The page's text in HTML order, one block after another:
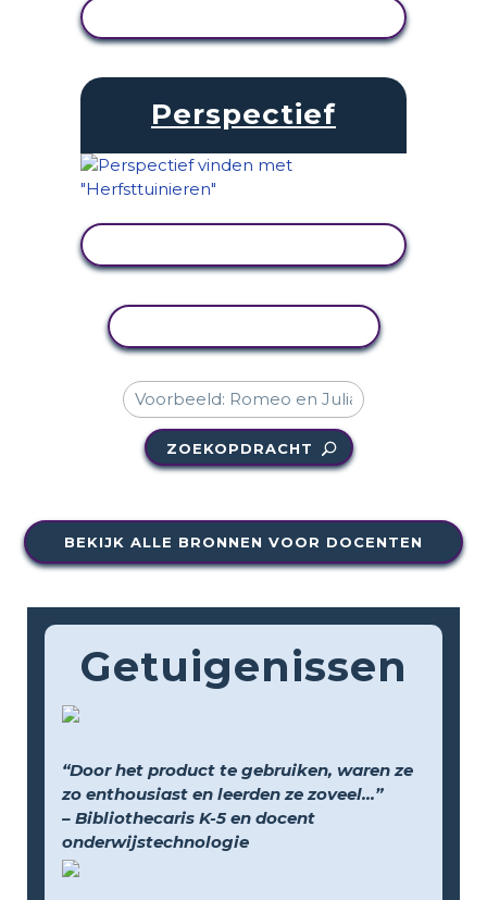
Perspectief
ZOEKOPDRACHT
BEKIJK ALLE BRONNEN VOOR DOCENTEN
Getuigenissen
“Door het product te gebruiken, waren ze
zo enthousiast en leerden ze zoveel...”
– Bibliothecaris K-5 en docent
onderwijstechnologie